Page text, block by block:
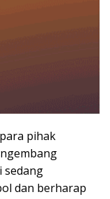
pihak
sedang
dan berharap